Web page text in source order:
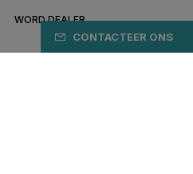
CONTACTEER ONS
WORD DEALER